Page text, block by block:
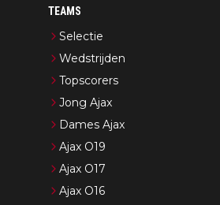
TEAMS
Selectie
Wedstrijden
Topscorers
Jong Ajax
Dames Ajax
Ajax O19
Ajax O17
Ajax O16